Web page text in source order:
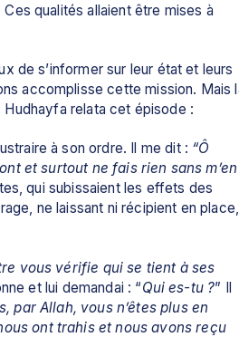
qualités allaient être mises à
de s’informer sur leur état et leurs
relata cet épisode :
à son ordre. Il me dit : “Ô
et surtout ne fais rien sans m’en
qui subissaient les effets des
ne laissant ni récipient en place,
vous vérifie qui se tient à ses
et lui demandai : “Qui es-tu ?” Il
par Allah, vous n’êtes plus en
ont trahis et nous avons reçu